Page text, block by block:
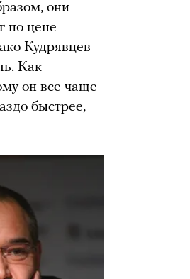
они
по цене
Кудрявцев
Как
он все чаще
быстрее,